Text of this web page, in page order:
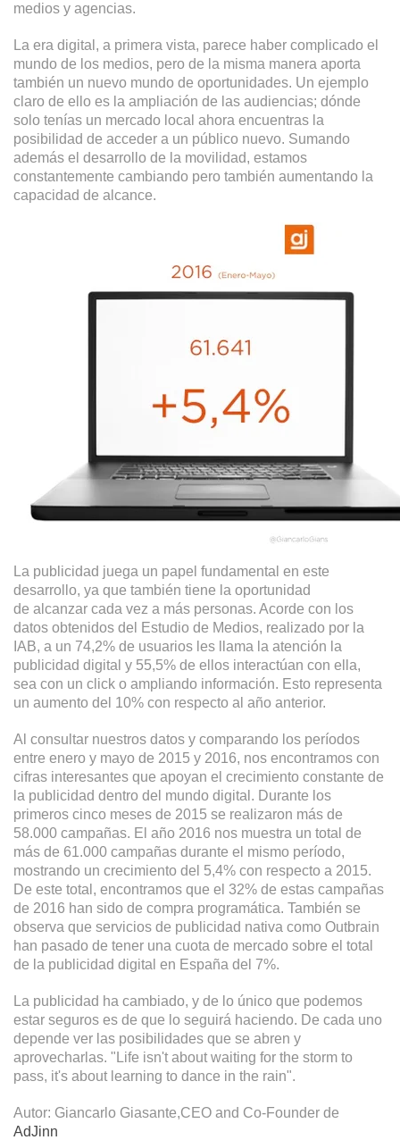
medios y agencias.
La era digital, a primera vista, parece haber complicado el
mundo de los medios, pero de la misma manera aporta
también un nuevo mundo de oportunidades. Un ejemplo
claro de ello es la ampliación de las audiencias; dónde
solo tenías un mercado local ahora encuentras la
posibilidad de acceder a un público nuevo. Sumando
además el desarrollo de la movilidad, estamos
constantemente cambiando pero también aumentando la
capacidad de alcance.
La publicidad juega un papel fundamental en este
desarrollo, ya que también tiene la oportunidad
de alcanzar cada vez a más personas. Acorde con los
datos obtenidos del Estudio de Medios, realizado por la
IAB, a un 74,2% de usuarios les llama la atención la
publicidad digital y 55,5% de ellos interactúan con ella,
sea con un click o ampliando información. Esto representa
un aumento del 10% con respecto al año anterior.
Al consultar nuestros datos y comparando los períodos
entre enero y mayo de 2015 y 2016, nos encontramos con
cifras interesantes que apoyan el crecimiento constante de
la publicidad dentro del mundo digital. Durante los
primeros cinco meses de 2015 se realizaron más de
58.000 campañas. El año 2016 nos muestra un total de
más de 61.000 campañas durante el mismo período,
mostrando un crecimiento del 5,4% con respecto a 2015.
De este total, encontramos que el 32% de estas campañas
de 2016 han sido de compra programática. También se
observa que servicios de publicidad nativa como Outbrain
han pasado de tener una cuota de mercado sobre el total
de la publicidad digital en España del 7%.
La publicidad ha cambiado, y de lo único que podemos
estar seguros es de que lo seguirá haciendo. De cada uno
depende ver las posibilidades que se abren y
aprovecharlas. "Life isn't about waiting for the storm to
pass, it's about learning to dance in the rain".
Autor: Giancarlo Giasante,CEO and Co-Founder de
AdJinn